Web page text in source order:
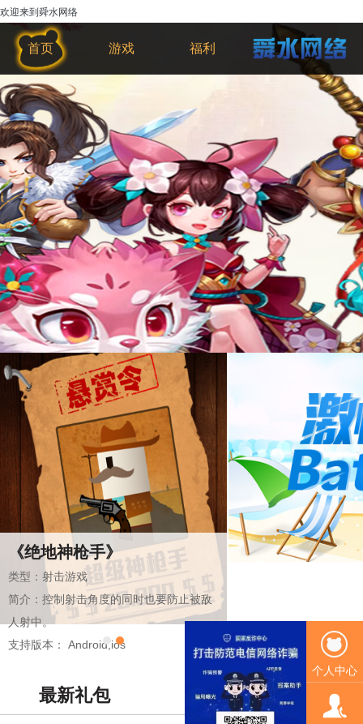
欢迎来到舜水网络
首页 游戏 福利
《绝地神枪手》
类型：射击游戏
简介：控制射击角度的同时也要防止被敌
人射中。
支持版本： Android,ios
绝地神枪手是一款看似轻松简单但实
际上还是需要一定操作的游戏。玩家每打
完一定数目的小喽啰便会遇到比较强大的
BOSS，击败boss后便会前往下一个场
景，简单有节奏感的游戏，搭配魔性音乐
和音效，震动感也让游戏手感更好哦！
最新礼包
个人中心